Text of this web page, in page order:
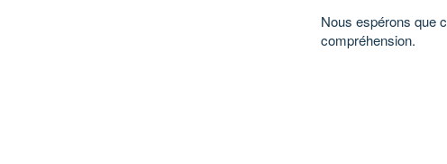
Nous espérons que
compréhension.